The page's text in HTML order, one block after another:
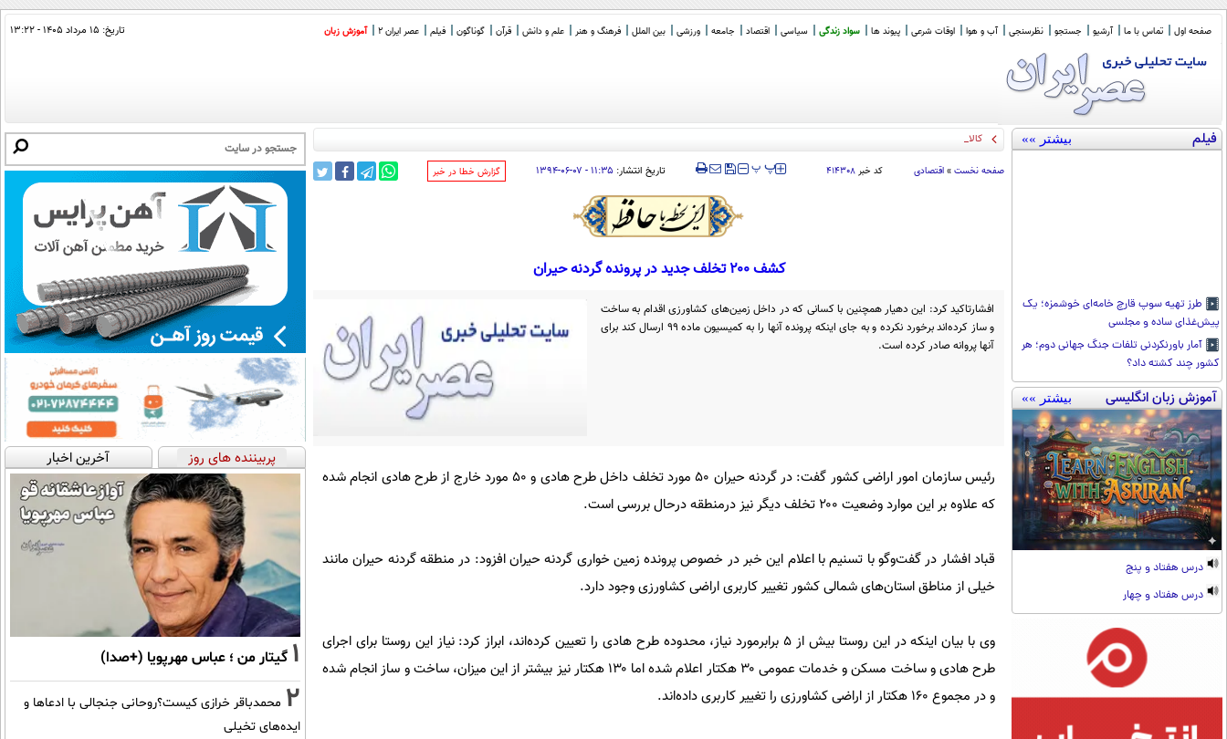
صفحه اول تماس با ما آرشیو جستجو نظرسنجی آب و هوا اوقات شرعی پیوند ها سواد زندگی سیاسی اقتصاد جامعه ورزشی بین الملل فرهنگ و هنر علم و دانش قرآن گوناگون فیلم عصر ایران 2 آموزش زبان تاریخ: ۱۵ مرداد ۱۴۰۵ - ۱۳:۲۲
فیلم بیشتر »»
طرز تهیه سوپ قارچ خامه‌ای خوشمزه؛ یک
پیش‌غذای ساده و مجلسی
آمار باورنکردنی تلفات جنگ جهانی دوم؛ هر
کشور چند کشته داد؟
آموزش زبان انگلیسی بیشتر »»
درس هفتاد و پنج
درس هفتاد و چهار
کالابرگ این خانوارها شارژ
صفحه نخست » اقتصادی کد خبر ۴۱۴۳۰۸ ‍‍‍ پ پ تاریخ انتشار: ۱۱:۳۵ - ۰۷-۰۶-۱۳۹۴ ‌گزارش خطا در خبر
کشف ۲۰۰ تخلف جدید در پرونده گردنه حیران
افشارتاکید کرد: این دهیار همچنین با کسانی که در داخل زمین‌های کشاورزی اقدام به ساخت
و ساز کرده‌اند برخورد نکرده و به جای اینکه پرونده آنها را به کمیسیون ماده ۹۹ ارسال کند برای
آنها پروانه صادر کرده است.
رئیس سازمان امور اراضی کشور گفت: در گردنه حیران ۵۰ مورد تخلف داخل طرح هادی و ۵۰ مورد خارج از طرح هادی انجام شده
که علاوه بر این موارد وضعیت ۲۰۰ تخلف دیگر نیز درمنطقه درحال بررسی است.
قباد افشار در گفت‌وگو با تسنیم با اعلام این خبر در خصوص پرونده زمین خواری گردنه حیران افزود: در منطقه گردنه حیران مانند
خیلی از مناطق استان‌های شمالی کشور تغییر کاربری اراضی کشاورزی وجود دارد.
وی با بیان اینکه در این روستا بیش از ۵ برابرمورد نیاز، محدوده طرح هادی را تعیین کرده‌اند، ابراز کرد: نیاز این روستا برای اجرای
طرح هادی و ساخت مسکن و خدمات عمومی ۳۰ هکتار اعلام شده اما ۱۳۰ هکتار نیز بیشتر از این میزان، ساخت و ساز انجام شده
و در مجموع ۱۶۰ هکتار از اراضی کشاورزی را تغییر کاربری داده‌اند.
پربیننده های روز آخرین اخبار
1 گیتار من ؛ عباس مهرپویا (+صدا)
2 محمدباقر خرازی کیست؟روحانی جنجالی با ادعاها و
ایده‌های تخیلی